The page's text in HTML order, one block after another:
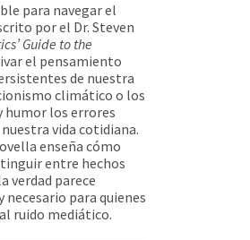
para navegar el
por el Dr. Steven
Guide to the
el pensamiento
de nuestra
climático o los
humor los errores
vida cotidiana.
enseña cómo
entre hechos
verdad parece
para quienes
ruido mediático.